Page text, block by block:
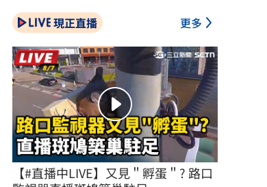
現正直播 更多
【#直播中LIVE】又見＂孵蛋＂? 路口